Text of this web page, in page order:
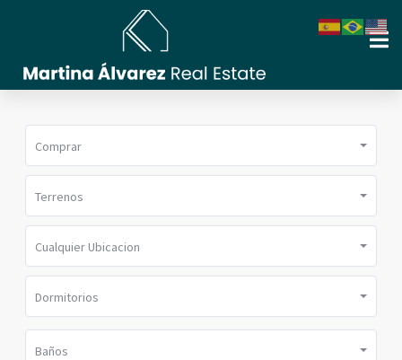
Comprar
Terrenos
Cualquier Ubicacion
Dormitorios
Baños